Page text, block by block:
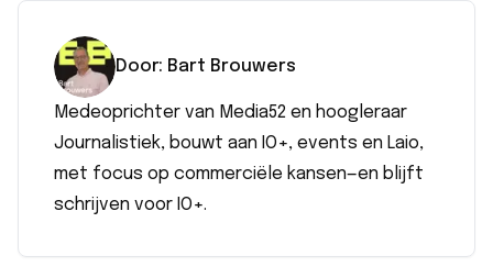
Door: Bart Brouwers
Medeoprichter van Media52 en hoogleraar
Journalistiek, bouwt aan IO+, events en Laio,
met focus op commerciële kansen—en blijft
schrijven voor IO+.